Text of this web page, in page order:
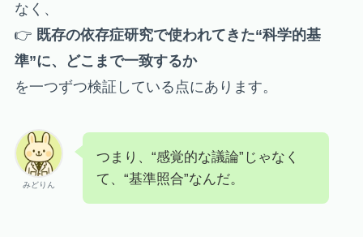
なく、
👉 既存の依存症研究で使われてきた“科学的基
準”に、どこまで一致するか
を一つずつ検証している点にあります。
みどりん
つまり、“感覚的な議論”じゃなく
て、“基準照合”なんだ。